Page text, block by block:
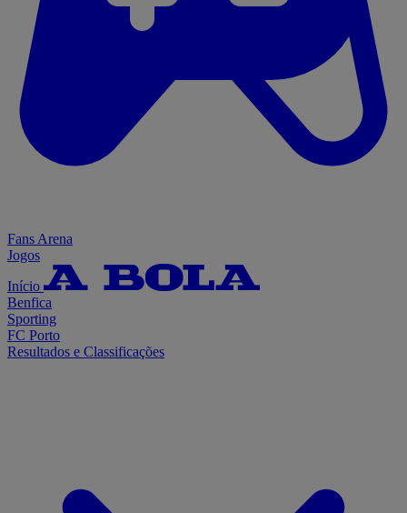
Fans Arena
Jogos
Início
Benfica
Sporting
FC Porto
Resultados e Classificações